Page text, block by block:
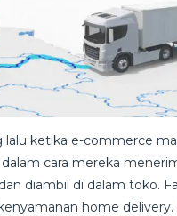
lalu ketika e-commerce
cara mereka
diambil di dalam toko.
home delivery.